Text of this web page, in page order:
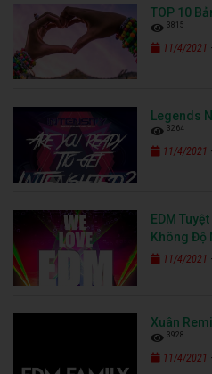
TOP 10
3815
11/4/2021
Legends
3264
11/4/2021
EDM
Không Độ
11/4/2021
Xuân
3928
11/4/2021